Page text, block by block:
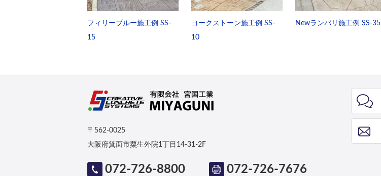
フィリーブルー施工例 SS-
15
ヨークストーン施工例 SS-
10
Newランバリ施工例 SS-35
〒562-0025
大阪府箕面市粟生外院1丁目14-31-2F
072-726-8800 072-726-7676